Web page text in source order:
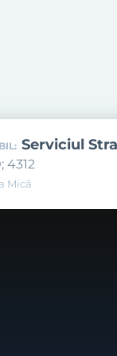
Serviciul
4312
Mică